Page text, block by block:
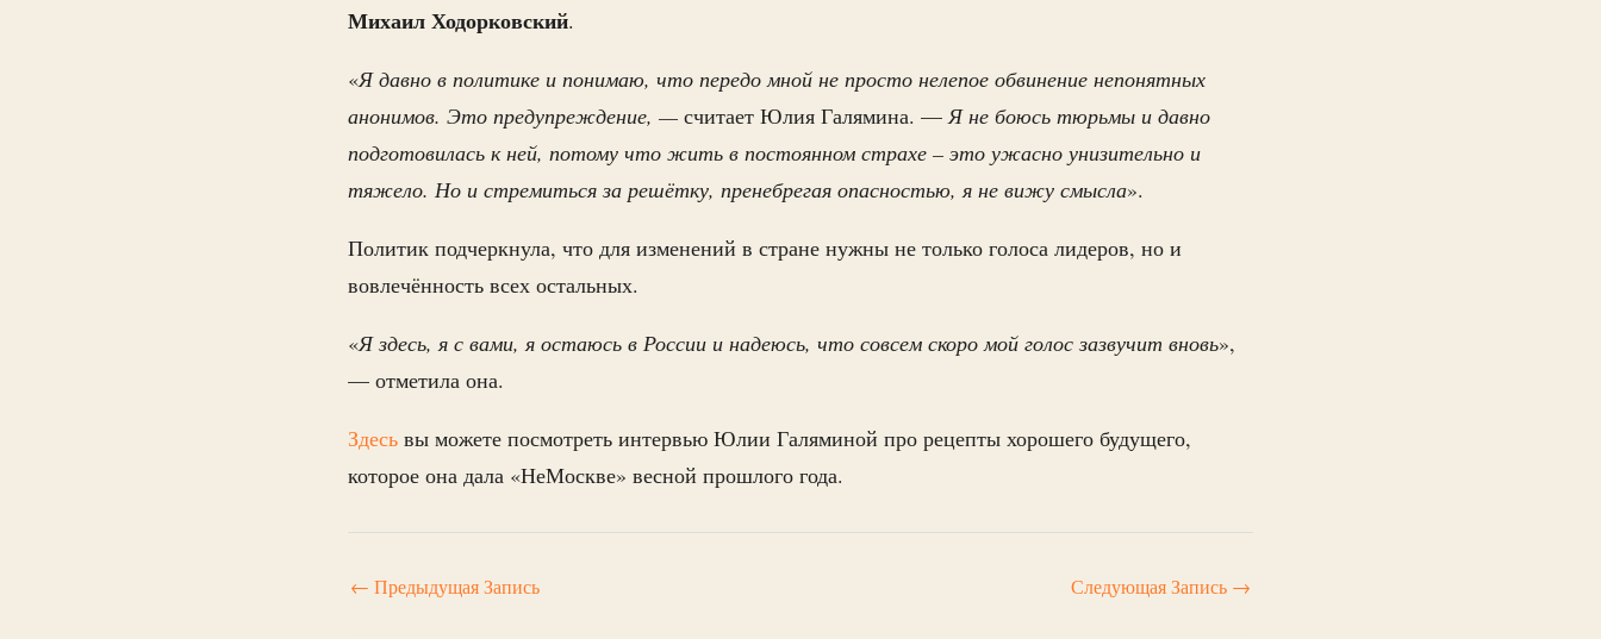
Михаил Ходорковский.
«Я давно в политике и понимаю, что передо мной не просто нелепое обвинение непонятных
анонимов. Это предупреждение, — считает Юлия Галямина. —Я не боюсь тюрьмы и давно
подготовилась к ней, потому что жить в постоянном страхе – это ужасно унизительно и
тяжело. Но и стремиться за решётку, пренебрегая опасностью, я не вижу смысла».
Политик подчеркнула, что для изменений в стране нужны не только голоса лидеров, но и
вовлечённость всех остальных.
«Я здесь, я с вами, я остаюсь в России и надеюсь, что совсем скоро мой голос зазвучит вновь»,
— отметила она.
Здесь вы можете посмотреть интервью Юлии Галяминой про рецепты хорошего будущего,
которое она дала «НеМоскве» весной прошлого года.
← Предыдущая Запись Следующая Запись →